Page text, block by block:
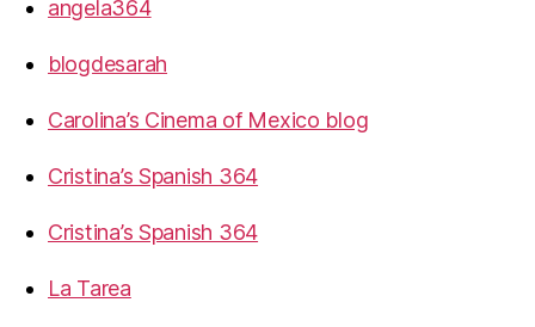
angela364
blogdesarah
Carolina’s Cinema of Mexico blog
Cristina’s Spanish 364
Cristina’s Spanish 364
La Tarea